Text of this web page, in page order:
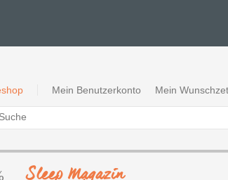
Mein Benutzerkonto Mein